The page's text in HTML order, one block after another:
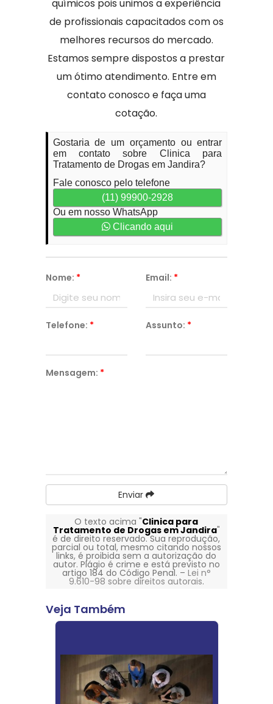
químicos pois unimos a experiência
de profissionais capacitados com os
melhores recursos do mercado.
Estamos sempre dispostos a prestar
um ótimo atendimento. Entre em
contato conosco e faça uma
cotação.
Gostaria de um orçamento ou entrar
em contato sobre Clinica para
Tratamento de Drogas em Jandira?
Fale conosco pelo telefone
(11) 99900-2928
Ou em nosso WhatsApp
Clicando aqui
Nome: * Email: *
Telefone: * Assunto: *
Mensagem: *
Enviar
O texto acima "Clinica para
Tratamento de Drogas em Jandira"
é de direito reservado. Sua reprodução,
parcial ou total, mesmo citando nossos
links, é proibida sem a autorização do
autor. Plágio é crime e está previsto no
artigo 184 do Código Penal. – Lei n°
9.610-98 sobre direitos autorais.
Veja Também